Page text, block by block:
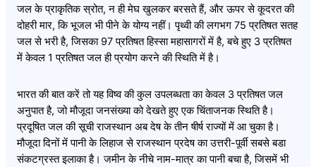
जल के प्राकृतिक स्रोत, न ही मेघ खुलकर बरसते हैं, और ऊपर से कूदरत की
दोहरी मार, कि भूजल भी पीने के योग्य नहीं। पृथ्वी की लगभग 75 प्रतिषत सतह
जल से भरी है, जिसका 97 प्रतिषत हिस्सा महासागरों में है, बचे हुए 3 प्रतिषत
में केवल 1 प्रतिषत जल ही प्रयोग करने की स्थिति में है।
भारत की बात करें तो यह विष्व की कुल उपलब्धता का केवल 3 प्रतिषत जल
अनुपात है, जो मौजूदा जनसंख्या को देखते हुए एक चिंताजनक स्थिति है।
प्रदूषित जल की सूची राजस्थान अब देष के तीन षीर्ष राज्यों में आ चुका है।
मौजूदा दिनों में पानी के लिहाज से राजस्थान प्रदेष का उत्तरी-पूर्वी सबसे बडा
संकटग्रस्त इलाका है। जमीन के नीचे नाम-मात्र का पानी बचा है, जिसमें भी